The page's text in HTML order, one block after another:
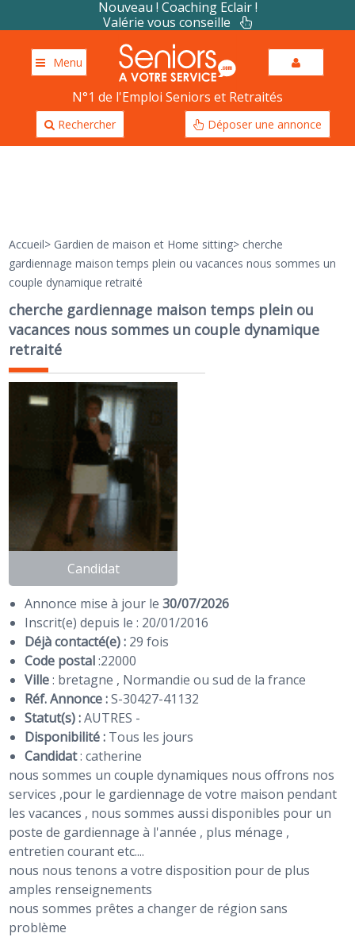
Nouveau ! Coaching Eclair !
Valérie vous conseille
Menu
N°1 de l'Emploi Seniors et Retraités
Rechercher Déposer une annonce
Accueil> Gardien de maison et Home sitting> cherche
gardiennage maison temps plein ou vacances nous sommes un
couple dynamique retraité
cherche gardiennage maison temps plein ou
vacances nous sommes un couple dynamique
retraité
Candidat
Annonce mise à jour le30/07/2026
Inscrit(e) depuis le : 20/01/2016
Déjà contacté(e) : 29 fois
Code postal:22000
Ville: bretagne , Normandie ou sud de la france
Réf. Annonce :S-30427-41132
Statut(s) :AUTRES -
Disponibilité : Tous les jours
Candidat:catherine
nous sommes un couple dynamiques nous offrons nos
services ,pour le gardiennage de votre maison pendant
les vacances , nous sommes aussi disponibles pour un
poste de gardiennage à l'année , plus ménage ,
entretien courant etc....
nous nous tenons a votre disposition pour de plus
amples renseignements
nous sommes prêtes a changer de région sans
problème